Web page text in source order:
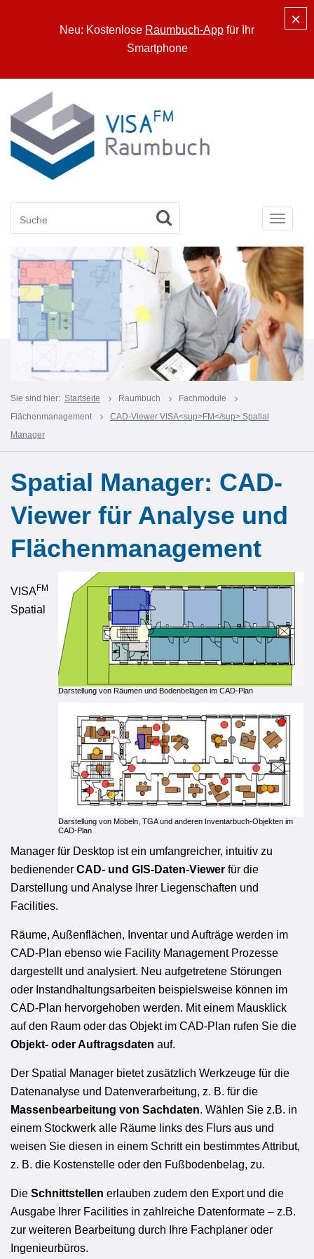
Neu: Kostenlose Raumbuch-App für Ihr
Smartphone
×
Toggle
Sie sind hier: Startseite Raumbuch
Fachmodule
Flächenmanagement
CAD-Viewer VISA<sup>FM</sup> Spatial
Manager
Spatial Manager: CAD-
Viewer für Analyse und
Flächenmanagement
Darstellung von Räumen und Bodenbelägen im CAD-Plan
Darstellung von Möbeln, TGA und anderen Inventarbuch-Objekten im
CAD-Plan
VISAFM
Spatial
Manager für Desktop ist ein umfangreicher, intuitiv zu
bedienender CAD- und GIS-Daten-Viewer für die
Darstellung und Analyse Ihrer Liegenschaften und
Facilities.
Räume, Außenflächen, Inventar und Aufträge werden im
CAD-Plan ebenso wie Facility Management Prozesse
dargestellt und analysiert. Neu aufgetretene Störungen
oder Instandhaltungsarbeiten beispielsweise können im
CAD-Plan hervorgehoben werden. Mit einem Mausklick
auf den Raum oder das Objekt im CAD-Plan rufen Sie die
Objekt- oder Auftragsdaten auf.
Der Spatial Manager bietet zusätzlich Werkzeuge für die
Datenanalyse und Datenverarbeitung, z. B. für die
Massenbearbeitung von Sachdaten. Wählen Sie z.B. in
einem Stockwerk alle Räume links des Flurs aus und
weisen Sie diesen in einem Schritt ein bestimmtes Attribut,
z. B. die Kostenstelle oder den Fußbodenbelag, zu.
Die Schnittstellen erlauben zudem den Export und die
Ausgabe Ihrer Facilities in zahlreiche Datenformate – z.B.
zur weiteren Bearbeitung durch Ihre Fachplaner oder
Ingenieurbüros.